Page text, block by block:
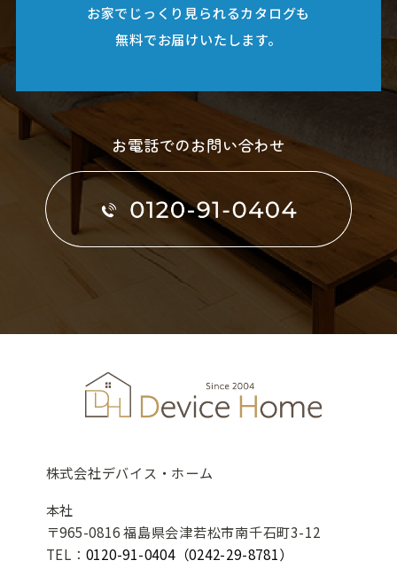
お家でじっくり見られるカタログも
無料でお届けいたします。
お電話でのお問い合わせ
株式会社デバイス・ホーム
本社
〒965-0816 福島県会津若松市南千石町3-12
TEL： 0120-91-0404（0242-29-8781）